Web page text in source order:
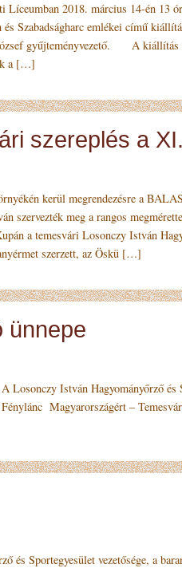
2018. március 14-én 13
Szabadságharc emlékei című
gyűjte­mény­vezető. A kiállítás
a […]
szereplés a
kerül megrendezésre a
szervezték meg a rangos
a temesvári Losonczy István
szerzett, az Öskü […]
ünnepe
és
Magyarországért –
Sportegyesület ve­ze­tősége, a